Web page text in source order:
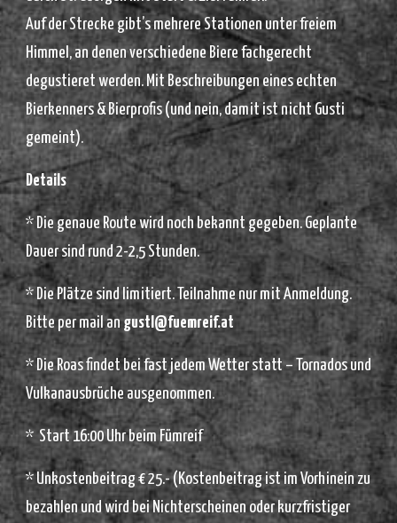
Auf der Strecke gibt’s mehrere Stationen unter freiem
Himmel, an denen verschiedene Biere fachgerecht
degustieret werden. Mit Beschreibungen eines echten
Bierkenners & Bierprofis (und nein, damit ist nicht Gusti
gemeint).
Details
* Die genaue Route wird noch bekannt gegeben. Geplante
Dauer sind rund 2-2,5 Stunden.
* Die Plätze sind limitiert. Teilnahme nur mit Anmeldung.
Bitte per mail angustl@fuemreif.at
* Die Roas findet bei fast jedem Wetter statt – Tornados und
Vulkanausbrüche ausgenommen.
* Start 16:00 Uhr beim Fümreif
* Unkostenbeitrag € 25.- (Kostenbeitrag ist im Vorhinein zu
bezahlen und wird bei Nichterscheinen oder kurzfristiger